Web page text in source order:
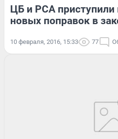
ЦБ и РСА приступили
новых поправок в
10 февраля, 2016, 15:33 77